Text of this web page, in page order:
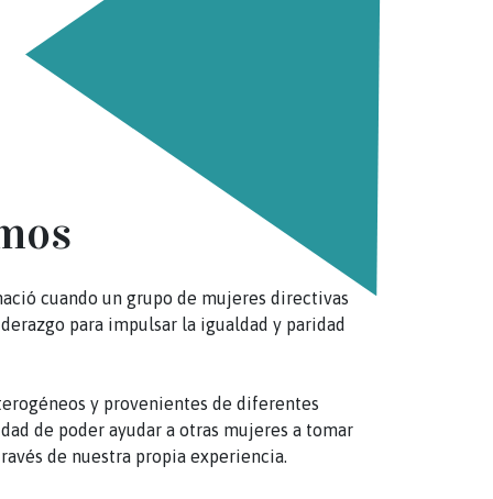
cuando un grupo de mujeres directivas
para impulsar la igualdad y paridad
y provenientes de diferentes
de poder ayudar a otras mujeres a tomar
de nuestra propia experiencia.